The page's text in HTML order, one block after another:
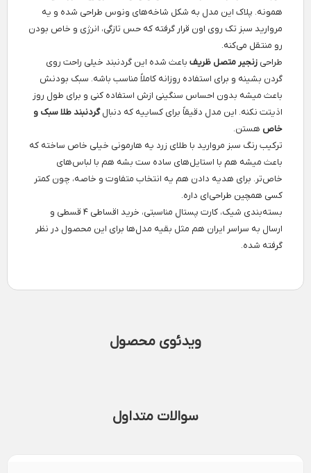
همونه. پلاک این مدل به شکل شاخه‌های ونوس طراحی شده و یه
مروارید سبز تک روی اون قرار گرفته که حس تازگی، انرژی و خاص بودن
رو منتقل می‌کنه.
طراحی زنجیر متصل ظریف باعث شده این گردنبند خیلی راحت روی
گردن بشینه و برای استفاده روزانه کاملاً مناسب باشه. سبک بودنش
باعث میشه بدون احساس سنگینی ازش استفاده کنی و برای طول روز
اذیتت نکنه. این مدل دقیقاً برای کساییه که دنبالگردنبند طلا سبک و
خاص هستن.
ترکیب رنگ سبز مروارید با طلای زرد یه هارمونی خیلی خاص ساخته که
باعث میشه هم با استایل‌های ساده ست بشه هم با لباس‌های
خاص‌تر. برای هدیه دادن هم یه انتخاب متفاوت و خاصه، چون کمتر
کسی همچین طراحی‌ای داره.
بسته‌بندی شیک، کارت پستال مناسبتی، خرید اقساطی ۴ قسطی و
ارسال به سراسر ایران هم مثل بقیه مدل‌ها برای این محصول در نظر
گرفته شده.
ویدئوی محصول
سوالات متداول